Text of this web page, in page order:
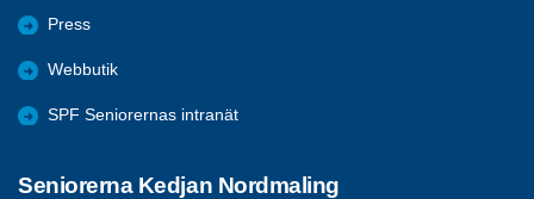
Press
Webbutik
SPF Seniorernas intranät
Seniorerna Kedjan Nordmaling